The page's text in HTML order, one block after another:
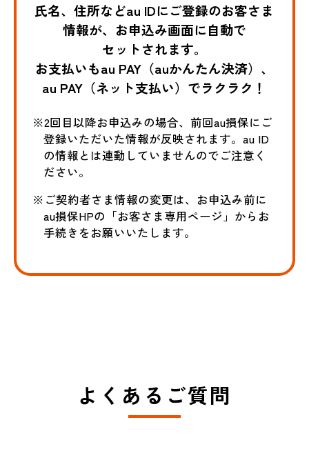
氏名、住所などau IDにご登録のお客さま
情報が、お申込み画面に自動で
セットされます。
お支払いもau PAY（auかんたん決済）、
au PAY（ネット支払い）でラクラク！
※2回目以降お申込みの場合、前回au損保にご
登録いただいた情報が反映されます。au ID
の情報とは連動していませんのでご注意く
ださい。
※ご契約者さま情報の変更は、お申込み前に
au損保HPの「お客さま専用ページ」からお
手続きをお願いいたします。
よくあるご質問